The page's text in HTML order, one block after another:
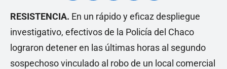
RESISTENCIA. En un rápido y eficaz despliegue
investigativo, efectivos de la Policía del Chaco
lograron detener en las últimas horas al segundo
sospechoso vinculado al robo de un local comercial